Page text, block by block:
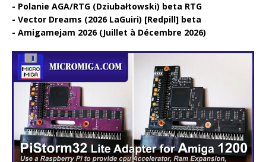
Polanie AGA/RTG (Dziubałtowski) beta RTG
Vector Dreams (2026 LaGuiri) [Redpill] beta
Amigamejam 2026 (Juillet à Décembre 2026)